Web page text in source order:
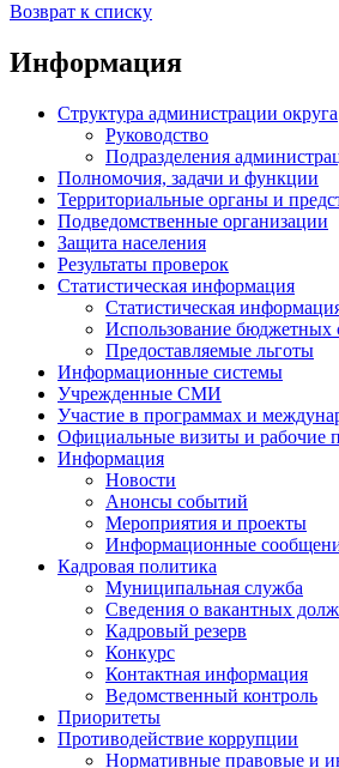
Возврат к списку
Информация
Структура администрации округа
Руководство
Подразделения
Полномочия, задачи и функции
Территориальные органы и
Подведомственные организации
Защита населения
Результаты проверок
Статистическая информация
Статистическая
Использование бюджетных
Предоставляемые льготы
Информационные системы
Учрежденные СМИ
Участие в программах и
Официальные визиты и рабочие
Информация
Новости
Анонсы событий
Мероприятия и проекты
Информационные
Кадровая политика
Муниципальная служба
Сведения о вакантных
Кадровый резерв
Конкурс
Контактная информация
Ведомственный контроль
Приоритеты
Противодействие коррупции
Нормативные правовые и